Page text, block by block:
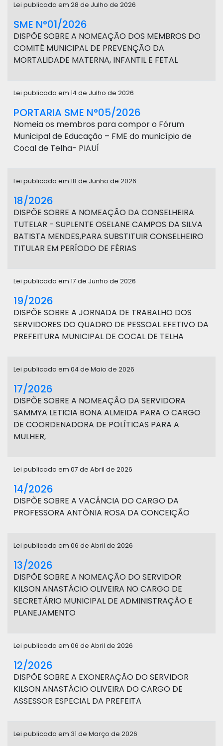
Lei publicada em 28 de Julho de 2026
SME N°01/2026
DISPÕE SOBRE A NOMEAÇÃO DOS MEMBROS DO
COMITÊ MUNICIPAL DE PREVENÇÃO DA
MORTALIDADE MATERNA, INFANTIL E FETAL
Lei publicada em 14 de Julho de 2026
PORTARIA SME N°05/2026
Nomeia os membros para compor o Fórum
Municipal de Educação – FME do município de
Cocal de Telha- PIAUÍ
Lei publicada em 18 de Junho de 2026
18/2026
DISPÕE SOBRE A NOMEAÇÃO DA CONSELHEIRA
TUTELAR - SUPLENTE OSELANE CAMPOS DA SILVA
BATISTA MENDES,PARA SUBSTITUIR CONSELHEIRO
TITULAR EM PERÍODO DE FÉRIAS
Lei publicada em 17 de Junho de 2026
19/2026
DISPÕE SOBRE A JORNADA DE TRABALHO DOS
SERVIDORES DO QUADRO DE PESSOAL EFETIVO DA
PREFEITURA MUNICIPAL DE COCAL DE TELHA
Lei publicada em 04 de Maio de 2026
17/2026
DISPÕE SOBRE A NOMEAÇÃO DA SERVIDORA
SAMMYA LETICIA BONA ALMEIDA PARA O CARGO
DE COORDENADORA DE POLÍTICAS PARA A
MULHER,
Lei publicada em 07 de Abril de 2026
14/2026
DISPÕE SOBRE A VACÂNCIA DO CARGO DA
PROFESSORA ANTÔNIA ROSA DA CONCEIÇÃO
Lei publicada em 06 de Abril de 2026
13/2026
DISPÕE SOBRE A NOMEAÇÃO DO SERVIDOR
KILSON ANASTÁCIO OLIVEIRA NO CARGO DE
SECRETÁRIO MUNICIPAL DE ADMINISTRAÇÃO E
PLANEJAMENTO
Lei publicada em 06 de Abril de 2026
12/2026
DISPÕE SOBRE A EXONERAÇÃO DO SERVIDOR
KILSON ANASTÁCIO OLIVEIRA DO CARGO DE
ASSESSOR ESPECIAL DA PREFEITA
Lei publicada em 31 de Março de 2026